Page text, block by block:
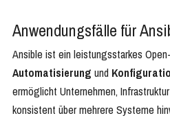
Anwendungsfälle für
Ansible ist ein leistungsstarkes
Automatisierung und
ermöglicht Unternehmen,
konsistent über mehrere Systeme